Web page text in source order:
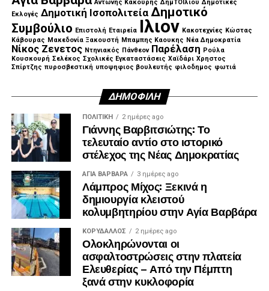
Αντώνης Κακούρης ΔημΤΟΙλιου Δημοτικές
Εκλογές Δημοτική Ισοπολιτεία Δημοτικό
Συμβούλιο Επιστολή Εταιρεία Ιλιον Κακοτεχνίες Κώστας
Κάβουρας Μακεδονία Ξακουστή Μπαμπης Καουκης Νέα Δημοκρατία
Νίκος Ζενετος Ντηνιακός Πάνθεον Παρέλαση Ρούλα
Κουσκουρή Σελέκος Σχολικές Εγκαταστάσεις Χαϊδάρι Χρηστος
Σπίρτζης πυροσβεστική υποψηφιος βουλευτής φιλοδημος φωτιά
ΔΗΜΟΦΙΛΉ
ΠΟΛΙΤΙΚΉ 2 ημέρες ago
Γιάννης Βαρβιτσιώτης: Το
τελευταίο αντίο στο ιστορικό
στέλεχος της Νέας Δημοκρατίας
ΑΓΙΑ ΒΑΡΒΑΡΑ 3 ημέρες ago
Λάμπρος Μίχος: Ξεκινά η
δημιουργία κλειστού
κολυμβητηρίου στην Αγία Βαρβάρα
ΚΟΡΥΔΑΛΛΟΣ 2 ημέρες ago
Ολοκληρώνονται οι
ασφαλτοστρώσεις στην πλατεία
Ελευθερίας – Από την Πέμπτη
ξανά στην κυκλοφορία